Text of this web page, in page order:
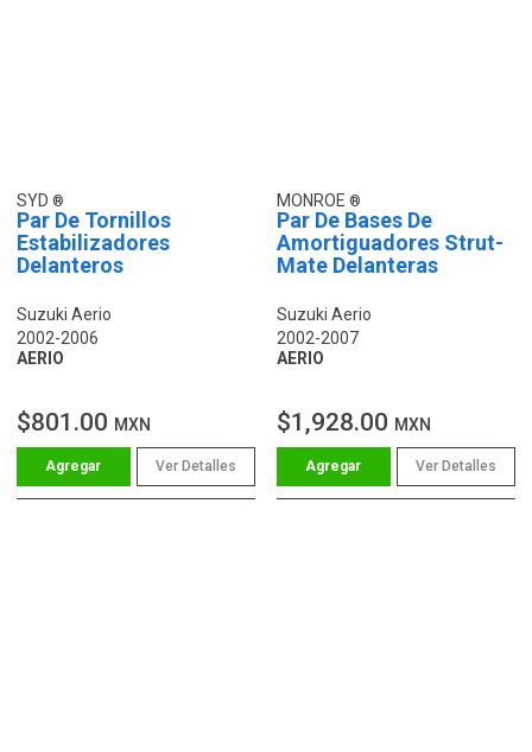
SYD
Par De Tornillos
Estabilizadores
Delanteros
Suzuki Aerio
2002-2006
AERIO
$801.00 MXN
Ver Detalles
MONROE
Par De Bases De
Amortiguadores Strut-
Mate Delanteras
Suzuki Aerio
2002-2007
AERIO
$1,928.00 MXN
Ver Detalles